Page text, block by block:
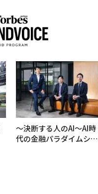
〜決断する人のAI〜AI時
代の金融パラダイムシフ